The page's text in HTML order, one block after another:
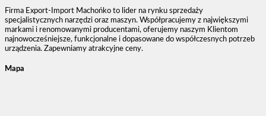
Firma Export-Import Machońko to lider na rynku sprzedaży
specjalistycznych narzędzi oraz maszyn. Współpracujemy z największymi
markami i renomowanymi producentami, oferujemy naszym Klientom
najnowocześniejsze, funkcjonalne i dopasowane do współczesnych potrzeb
urządzenia. Zapewniamy atrakcyjne ceny.
Mapa